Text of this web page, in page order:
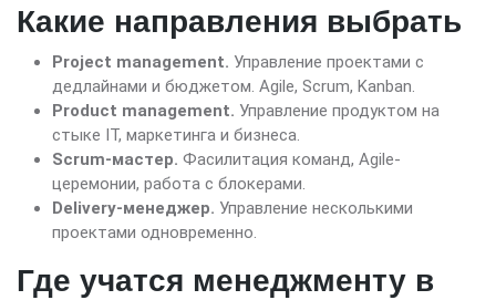
Какие направления выбрать
Project management. Управление проектами с
дедлайнами и бюджетом. Agile, Scrum, Kanban.
Product management. Управление продуктом на
стыке IT, маркетинга и бизнеса.
Scrum-мастер. Фасилитация команд, Agile-
церемонии, работа с блокерами.
Delivery-менеджер. Управление несколькими
проектами одновременно.
Где учатся менеджменту в